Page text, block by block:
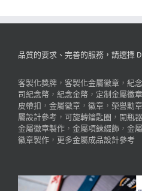
品質的要求、完善的服務，請選擇
客製化獎牌 ， 客製化金屬徽章 ， 紀
司紀念幣 ， 紀念金幣 ， 定制金屬徽章
皮帶扣 ， 金屬徽章 ， 徽章 ， 榮譽勳章
屬設計參考 ， 可旋轉鑰匙圈 ， 開瓶
金屬徽章製作 ， 金屬項鍊綴飾 ， 金
徽章製作 ， 更多金屬成品設計參考